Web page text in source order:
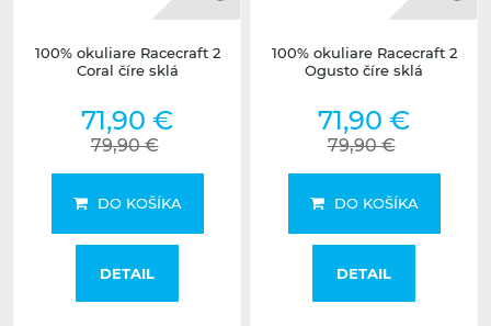
100% okuliare Racecraft 2
Coral číre sklá
71,90 €
79,90 €
DO KOŠÍKA
DETAIL
100% okuliare Racecraft 2
Ogusto číre sklá
71,90 €
79,90 €
DO KOŠÍKA
DETAIL